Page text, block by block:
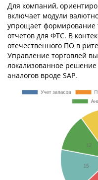
Для компаний,
включает модули
упрощает формирование
отчетов для ФТС. В
отечественного ПО в
Управление торговлей
локализованное
аналогов вроде SAP.